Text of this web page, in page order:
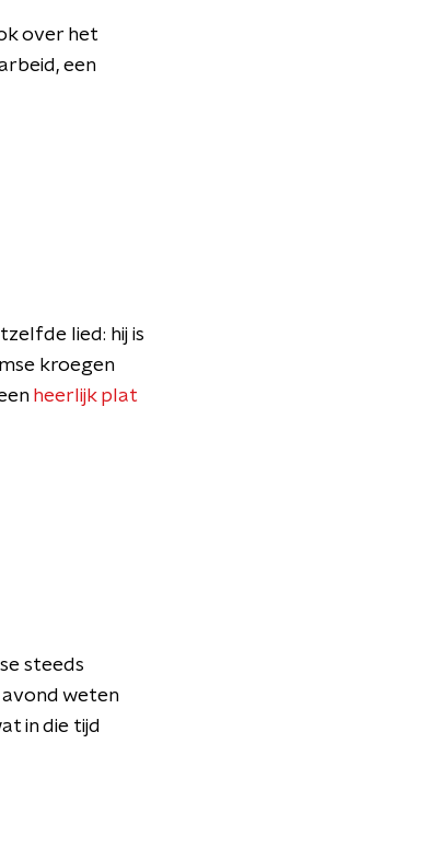
over het
een
lied: hij is
kroegen
heerlijk plat
steeds
avond weten
in die tijd